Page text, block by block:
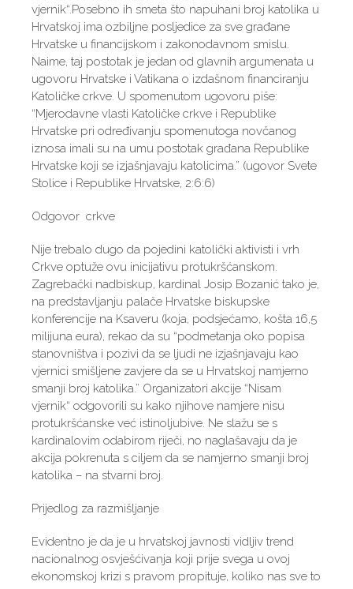
vjernik“.Posebno ih smeta što napuhani broj katolika u
Hrvatskoj ima ozbiljne posljedice za sve građane
Hrvatske u financijskom i zakonodavnom smislu.
Naime, taj postotak je jedan od glavnih argumenata u
ugovoru Hrvatske i Vatikana o izdašnom financiranju
Katoličke crkve. U spomenutom ugovoru piše:
“Mjerodavne vlasti Katoličke crkve i Republike
Hrvatske pri određivanju spomenutoga novčanog
iznosa imali su na umu postotak građana Republike
Hrvatske koji se izjašnjavaju katolicima.” (ugovor Svete
Stolice i Republike Hrvatske, 2:6:6)
Odgovor crkve
Nije trebalo dugo da pojedini katolički aktivisti i vrh
Crkve optuže ovu inicijativu protukršćanskom.
Zagrebački nadbiskup, kardinal Josip Bozanić tako je,
na predstavljanju palače Hrvatske biskupske
konferencije na Ksaveru (koja, podsjećamo, košta 16,5
milijuna eura), rekao da su “podmetanja oko popisa
stanovništva i pozivi da se ljudi ne izjašnjavaju kao
vjernici smišljene zavjere da se u Hrvatskoj namjerno
smanji broj katolika.” Organizatori akcije “Nisam
vjernik“ odgovorili su kako njihove namjere nisu
protukršćanske već istinoljubive. Ne slažu se s
kardinalovim odabirom riječi, no naglašavaju da je
akcija pokrenuta s ciljem da se namjerno smanji broj
katolika – na stvarni broj.
Prijedlog za razmišljanje
Evidentno je da je u hrvatskoj javnosti vidljiv trend
nacionalnog osvješćivanja koji prije svega u ovoj
ekonomskoj krizi s pravom propituje, koliko nas sve to